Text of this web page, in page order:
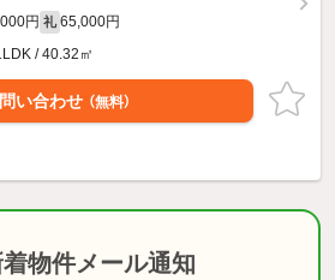
円 礼 65,000円
/ 40.32㎡
い合わせ （無料）
物件メール通知